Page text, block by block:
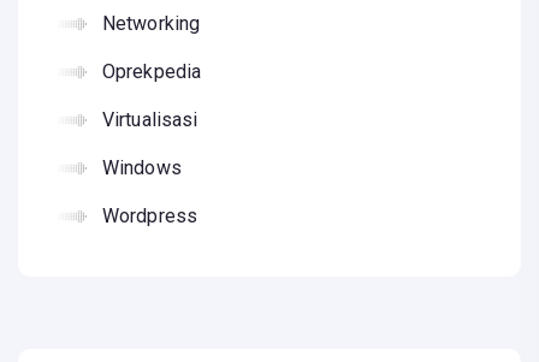
Networking
Oprekpedia
Virtualisasi
Windows
Wordpress